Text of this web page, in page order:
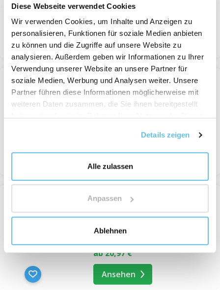
Diese Webseite verwendet Cookies
Wir verwenden Cookies, um Inhalte und Anzeigen zu
personalisieren, Funktionen für soziale Medien anbieten
zu können und die Zugriffe auf unsere Website zu
analysieren. Außerdem geben wir Informationen zu Ihrer
Verwendung unserer Website an unsere Partner für
soziale Medien, Werbung und Analysen weiter. Unsere
Partner führen diese Informationen möglicherweise mit
weiteren Daten zusammen, die Sie ihnen bereitgestellt
Details zeigen
Alle zulassen
Anpassen
Ablehnen
Auf Lager
ab 21,76 €
Ansehen
AKTION MIT CODE
Superdent Light
Mundhöhle und Zähne
Ansehen
Superdent Strong
Mundhöhle und Zähne
Auf Lager
ab 20,97 €
Ansehen